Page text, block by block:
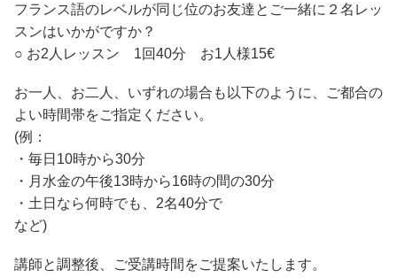
フランス語のレベルが同じ位のお友達とご一緒に２名レッ
スンはいかがですか？
○ お2人レッスン 1回40分 お1人様15€
お一人、お二人、いずれの場合も以下のように、ご都合の
よい時間帯をご指定ください。
(例：
・毎日10時から30分
・月水金の午後13時から16時の間の30分
・土日なら何時でも、2名40分で
など)
講師と調整後、ご受講時間をご提案いたします。